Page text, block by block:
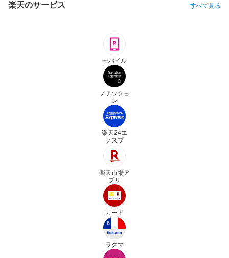
楽天のサービス すべて見る
モバイル
ファッショ
ン
楽天24エ
クスプ
楽天市場ア
プリ
カード
ラクマ